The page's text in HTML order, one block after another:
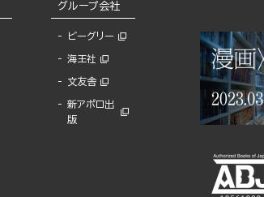
グループ会社
ビーグリー
海王社
文友舎
新アポロ出
版